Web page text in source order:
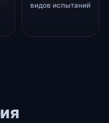
видов испытаний